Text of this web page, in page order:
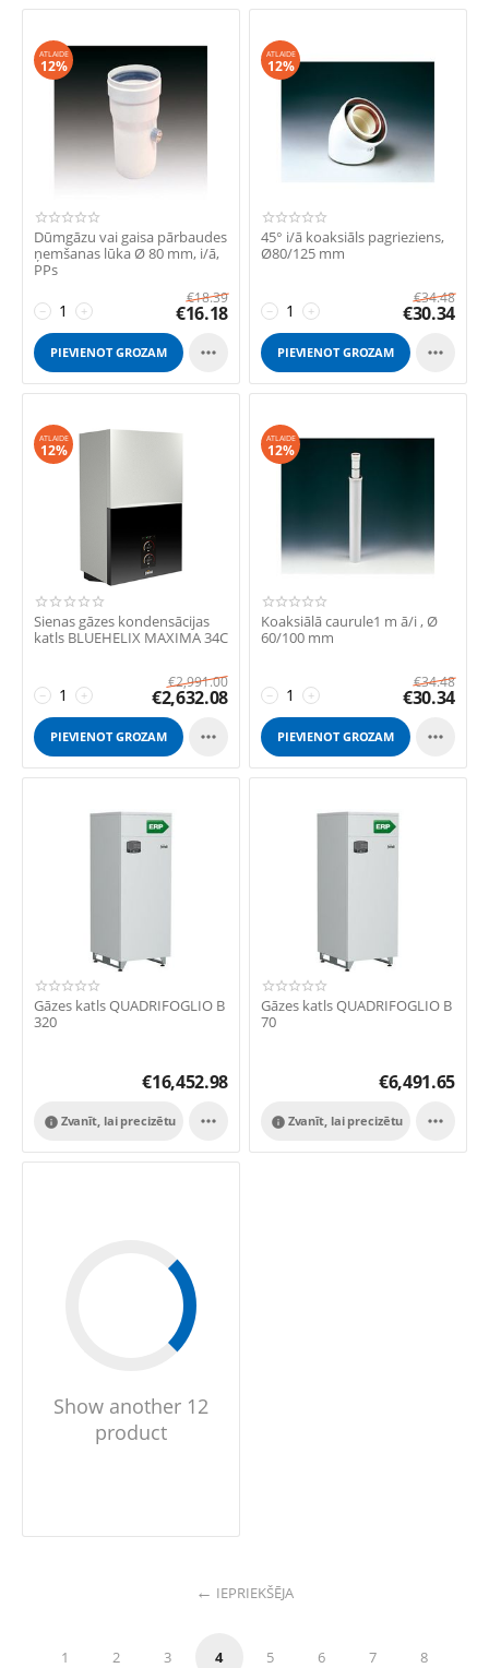
ATLAIDE
12%
Dūmgāzu vai gaisa pārbaudes
ņemšanas lūka Ø 80 mm, i/ā,
PPs
+
−
€18.39
€16.18
PIEVIENOT GROZAM 
ATLAIDE
12%
45° i/ā koaksiāls pagrieziens,
Ø80/125 mm
+
−
€34.48
€30.34
PIEVIENOT GROZAM 
ATLAIDE
12%
Sienas gāzes kondensācijas
katls BLUEHELIX MAXIMA 34C
+
−
€2,991.00
€2,632.08
PIEVIENOT GROZAM 
ATLAIDE
12%
Koaksiālā caurule1 m ā/i , Ø
60/100 mm
+
−
€34.48
€30.34
PIEVIENOT GROZAM 
Gāzes katls QUADRIFOGLIO B
320
€16,452.98
Zvanīt, lai precizētu
 
Gāzes katls QUADRIFOGLIO B
70
€6,491.65
Zvanīt, lai precizētu
 
Show another 12
product
IEPRIEKŠĒJA
1 2 3 4 5 6 7 8